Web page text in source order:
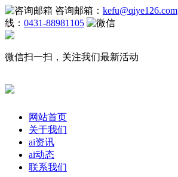
咨询邮箱： kefu@qiye126.com
线： 0431-88981105
微信扫一扫，关注我们最新活动
网站首页
关于我们
ai资讯
ai动态
联系我们